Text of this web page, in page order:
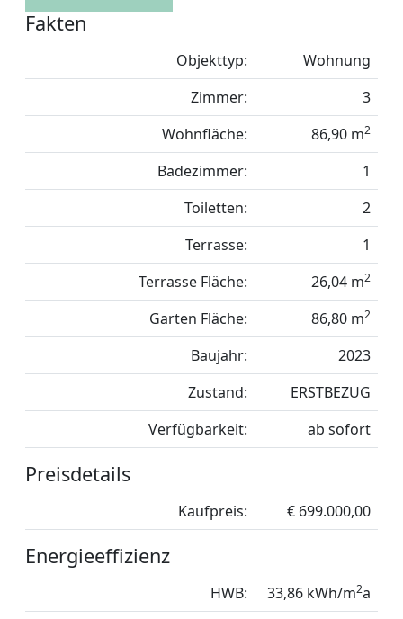
Fakten
Objekttyp:
Wohnung
Zimmer:
3
Wohnfläche:
86,90 m2
Badezimmer:
1
Toiletten:
2
Terrasse:
1
Terrasse Fläche:
26,04 m2
Garten Fläche: 86,80 m2
Baujahr:
2023
Zustand:
ERSTBEZUG
Verfügbarkeit:
ab sofort
Preisdetails
Kaufpreis: € 699.000,00
Energieeffizienz
HWB: 33,86 kWh/m2a